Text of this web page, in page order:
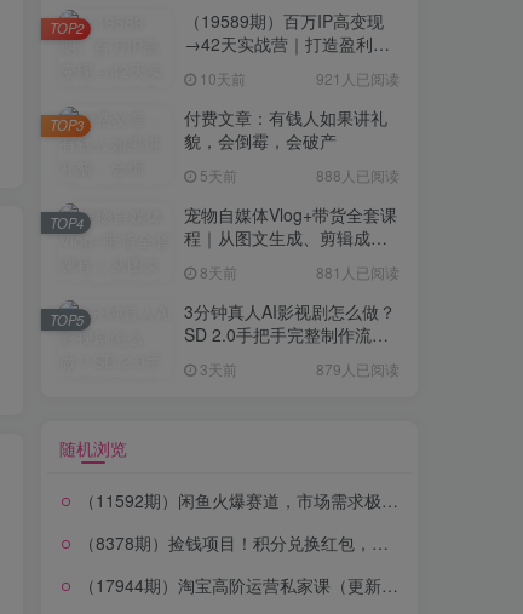
（19589期）百万IP高变现
→42天实战营｜打造盈利赚
域转化批量成交积累客户案
例
10天前 921人已阅读
TOP2
付费文章：有钱人如果讲礼
貌，会倒霉，会破产
5天前 888人已阅读
TOP3
宠物自媒体Vlog+带货全套课
程｜从图文生成、剪辑成片
8天前 881人已阅读
TOP4
3分钟真人AI影视剧怎么做？
SD 2.0手把手完整制作流程
｜Higgsfield 14天SD 2.0/2.5
无限生成
3天前 879人已阅读
TOP5
随机浏览
（11592期）闲鱼火爆赛道，市场需求极大，轻松日入300+
（8378期）捡钱项目！积分兑换红包，谁都能兑换，轻松日赚1000+
（17944期）淘宝高阶运营私家课（更新26年4月）：选品、爆款、全店动销，三模块构建盈利闭环，月入破5万